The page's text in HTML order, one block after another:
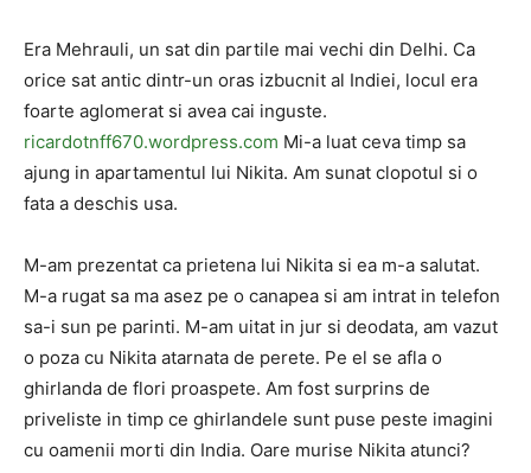
Era Mehrauli, un sat din partile mai vechi din Delhi. Ca
orice sat antic dintr-un oras izbucnit al Indiei, locul era
foarte aglomerat si avea cai inguste.
ricardotnff670.wordpress.com Mi-a luat ceva timp sa
ajung in apartamentul lui Nikita. Am sunat clopotul si o
fata a deschis usa.
M-am prezentat ca prietena lui Nikita si ea m-a salutat.
M-a rugat sa ma asez pe o canapea si am intrat in telefon
sa-i sun pe parinti. M-am uitat in jur si deodata, am vazut
o poza cu Nikita atarnata de perete. Pe el se afla o
ghirlanda de flori proaspete. Am fost surprins de
priveliste in timp ce ghirlandele sunt puse peste imagini
cu oamenii morti din India. Oare murise Nikita atunci?